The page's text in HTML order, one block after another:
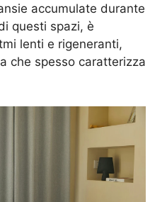
accumulate durante
questi spazi, è
lenti e rigeneranti,
che spesso caratterizza